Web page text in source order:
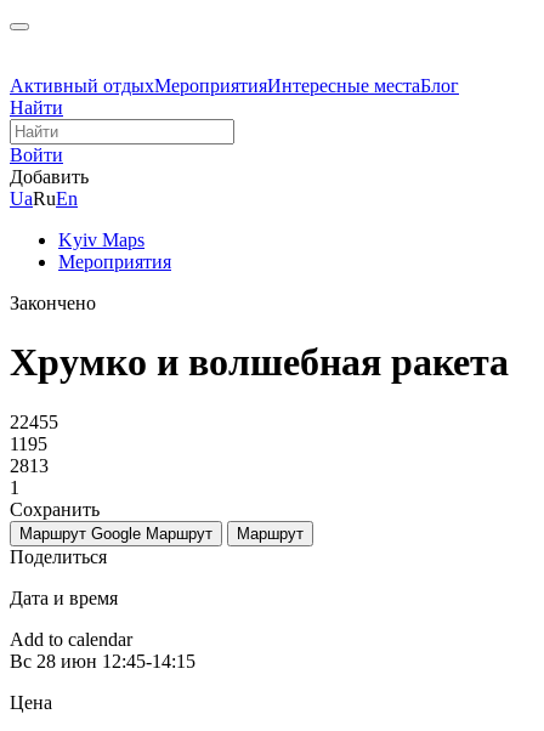
Активный отдыхМероприятияИнтересные местаБлог
Найти
Войти
Добавить
UaRuEn
Kyiv Maps
Мероприятия
Закончено
Хрумко и волшебная ракета
22455
1195
2813
1
Сохранить
Маршрут Google Маршрут Маршрут
Поделиться
Дата и время
Add to calendar
Вс 28 июн 12:45-14:15
Цена